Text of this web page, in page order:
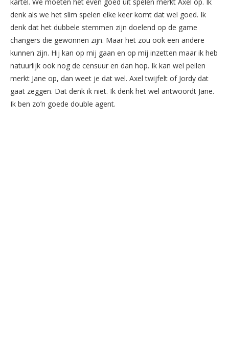
kartel. We moeten het even goed uit spelen merkt Axel op. Ik
denk als we het slim spelen elke keer komt dat wel goed. Ik
denk dat het dubbele stemmen zijn doelend op de game
changers die gewonnen zijn. Maar het zou ook een andere
kunnen zijn. Hij kan op mij gaan en op mij inzetten maar ik heb
natuurlijk ook nog de censuur en dan hop. Ik kan wel peilen
merkt Jane op, dan weet je dat wel. Axel twijfelt of Jordy dat
gaat zeggen. Dat denk ik niet. Ik denk het wel antwoordt Jane.
Ik ben zo’n goede double agent.